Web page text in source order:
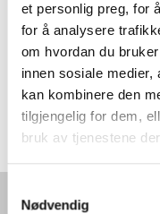
et personlig preg, for
for å analysere
om hvordan du
innen sosiale medier,
kan kombinere den
tilgjengelig for dem,
bruk av tjenestene
Nødvendig
organisasjoner har